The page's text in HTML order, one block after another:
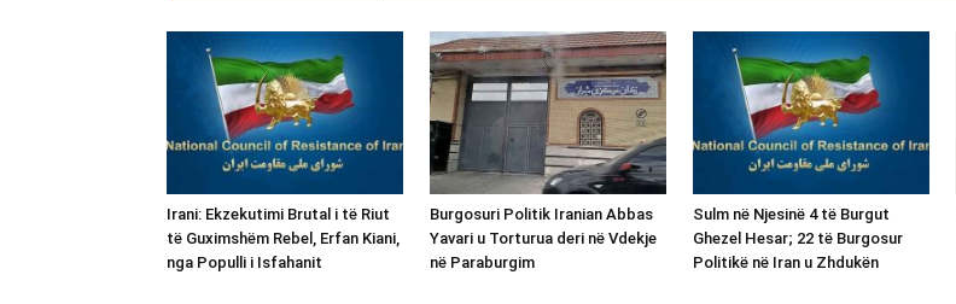
Irani: Ekzekutimi Brutal i të Riut
të Guximshëm Rebel, Erfan Kiani,
nga Populli i Isfahanit
Burgosuri Politik Iranian Abbas
Yavari u Torturua deri në Vdekje
në Paraburgim
Sulm në Njesinë 4 të Burgut
Ghezel Hesar; 22 të Burgosur
Politikë në Iran u Zhdukën